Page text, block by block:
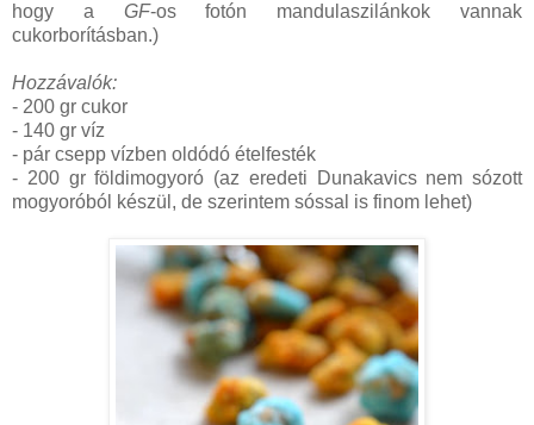
hogy a GF-os fotón mandulaszilánkok vannak
cukorborításban.)
Hozzávalók:
- 200 gr cukor
- 140 gr víz
- pár csepp vízben oldódó ételfesték
- 200 gr földimogyoró (az eredeti Dunakavics nem sózott
mogyoróból készül, de szerintem sóssal is finom lehet)